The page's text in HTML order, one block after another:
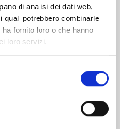
di analisi dei dati web,
quali potrebbero combinarle
fornito loro o che hanno
loro servizi.